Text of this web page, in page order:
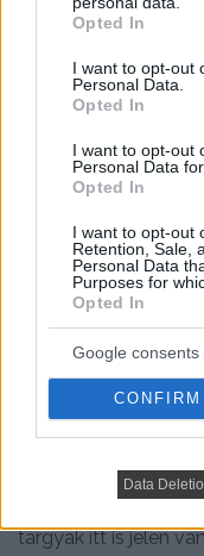
grant or deny
use your data for
consent section.
Opted In
I want to opt-out
Personal Data.
Opted In
I want to opt-out
Personal Data
Opted In
I want to opt-out
Retention, Sale,
Personal Data
Purposes for
Opted In
Google consents
CONFIRM
Data
A hálószoba egyik
olívazöld árnyalatú,
bútordarabot úgy
elemként
bútorlap, hanem
tárgyak itt is jelen